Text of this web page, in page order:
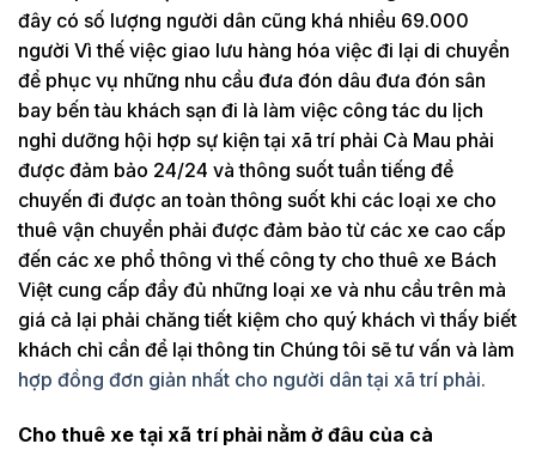
đây có số lượng người dân cũng khá nhiều 69.000
người Vì thế việc giao lưu hàng hóa việc đi lại di chuyển
để phục vụ những nhu cầu đưa đón dâu đưa đón sân
bay bến tàu khách sạn đi là làm việc công tác du lịch
nghỉ dưỡng hội hợp sự kiện tại xã trí phải Cà Mau phải
được đảm bảo 24/24 và thông suốt tuần tiếng để
chuyến đi được an toàn thông suốt khi các loại xe cho
thuê vận chuyển phải được đảm bảo từ các xe cao cấp
đến các xe phổ thông vì thế công ty cho thuê xe Bách
Việt cung cấp đầy đủ những loại xe và nhu cầu trên mà
giá cả lại phải chăng tiết kiệm cho quý khách vì thấy biết
khách chỉ cần để lại thông tin Chúng tôi sẽ tư vấn và làm
hợp đồng đơn giản nhất cho người dân tại xã trí phải.
Cho thuê xe tại xã trí phải nằm ở đâu của cà